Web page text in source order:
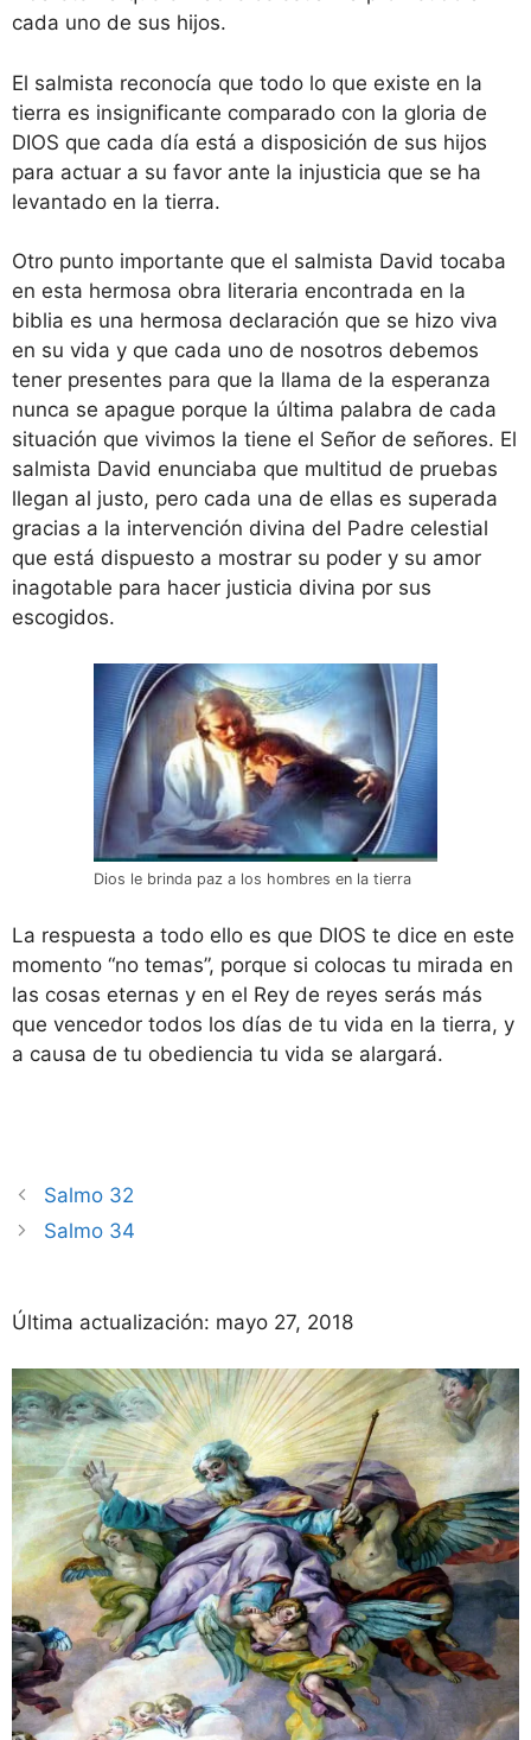
cada uno de sus hijos.
El salmista reconocía que todo lo que existe en la
tierra es insignificante comparado con la gloria de
DIOS que cada día está a disposición de sus hijos
para actuar a su favor ante la injusticia que se ha
levantado en la tierra.
Otro punto importante que el salmista David tocaba
en esta hermosa obra literaria encontrada en la
biblia es una hermosa declaración que se hizo viva
en su vida y que cada uno de nosotros debemos
tener presentes para que la llama de la esperanza
nunca se apague porque la última palabra de cada
situación que vivimos la tiene el Señor de señores. El
salmista David enunciaba que multitud de pruebas
llegan al justo, pero cada una de ellas es superada
gracias a la intervención divina del Padre celestial
que está dispuesto a mostrar su poder y su amor
inagotable para hacer justicia divina por sus
escogidos.
Dios le brinda paz a los hombres en la tierra
La respuesta a todo ello es que DIOS te dice en este
momento “no temas”, porque si colocas tu mirada en
las cosas eternas y en el Rey de reyes serás más
que vencedor todos los días de tu vida en la tierra, y
a causa de tu obediencia tu vida se alargará.
Salmo 32
Salmo 34
Última actualización: mayo 27, 2018